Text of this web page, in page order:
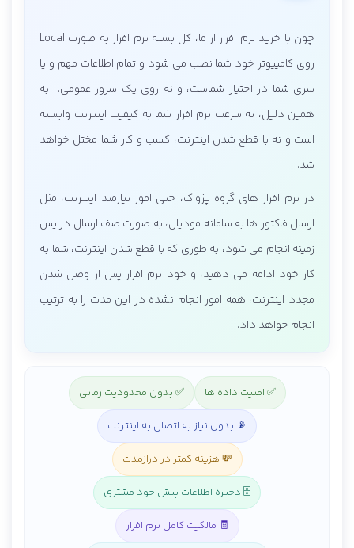
چون با خرید نرم افزار از ما، کل بسته نرم افزار به صورت Local
روی کامپیوتر خود شما نصب می شود و تمام اطلاعات مهم و یا
سری شما در اختیار شماست، و نه روی یک سرور عمومی. به
همین دلیل، نه سرعت نرم افزار شما به کیفیت اینترنت وابسته
است و نه با قطع شدن اینترنت، کسب و کار شما مختل خواهد
شد.
در نرم افزار های گروه پژواک، حتی امور نیازمند اینترنت، مثل
ارسال فاکتور ها به سامانه مودیان، به صورت صف ارسال در پس
زمینه انجام می شود، به طوری که با قطع شدن اینترنت، شما به
کار خود ادامه می دهید، و خود نرم افزار پس از وصل شدن
مجدد اینترنت، همه امور انجام نشده در این مدت را به ترتیب
انجام خواهد داد.
✅ امنیت داده ها ✅ بدون محدودیت زمانی
📡 بدون نیاز به اتصال به اینترنت
💸 هزینه کمتر در درازمدت
🗄️ ذخیره اطلاعات پیش خود مشتری
🧾 مالکیت کامل نرم افزار